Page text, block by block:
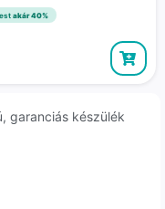
akár 40%
garanciás készülék